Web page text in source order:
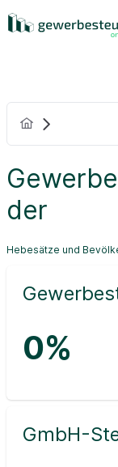
der
Hebesätze und
0%
GmbH-